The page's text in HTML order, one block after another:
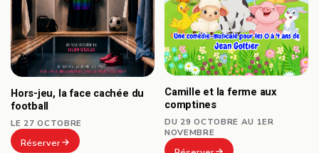
Hors-jeu, la face cachée du
football
LE 27 OCTOBRE
Réserver
Camille et la ferme aux
comptines
DU 29 OCTOBRE AU 1ER
NOVEMBRE